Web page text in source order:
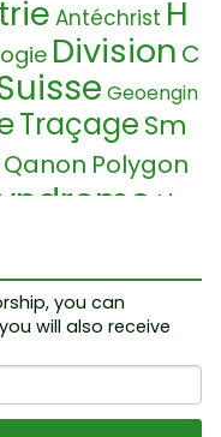
Antéchrist H
Division C
Geoengin
TraçageSm
Qanon Polygon
Liv
TempleRit
Bac à sableC
Lab Fo
Lo
you can
will also receive